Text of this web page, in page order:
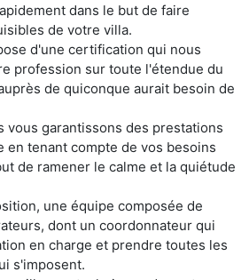
dans le but de faire
de votre villa.
d'une certification qui nous
profession sur toute l'étendue du
de quiconque aurait besoin de
vous garantissons des prestations
en tenant compte de vos besoins
de ramener le calme et la quiétude
une équipe composée de
dont un coordonnateur qui
en charge et prendre toutes les
s'imposent.